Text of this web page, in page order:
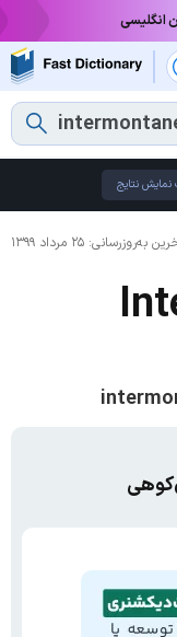
انگلیسی
نمایش نتایج
به‌روزرسانی: ۲۵ مرداد ۱۳۹۹